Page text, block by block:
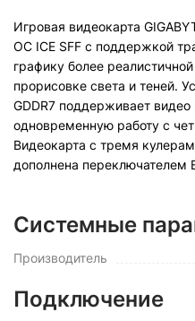
Игровая видеокарта
OC ICE SFF с поддержкой
графику более
прорисовке света и теней.
GDDR7 поддерживает
одновременную работу с
Видеокарта с тремя
дополнена переключателем
Системные
Производитель
Подключение